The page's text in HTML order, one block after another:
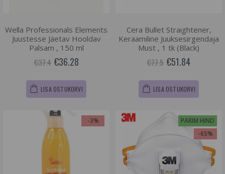
Wella Professionals Elements
Juustesse Jäetav Hooldav
Palsam , 150 ml
€37.4 €36.28
LISA OSTUKORVI
Cera Bullet Straightener,
Keraamiline Juuksesirgendaja
Must , 1 tk (Black)
€77.5 €51.84
LISA OSTUKORVI
-3%
PARIM HIND
-65%